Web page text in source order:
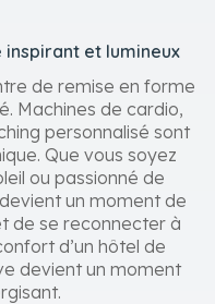
et lumineux
de remise en forme
Machines de cardio,
personnalisé sont
Que vous soyez
ou passionné de
un moment de
de se reconnecter à
d’un hôtel de
devient un moment